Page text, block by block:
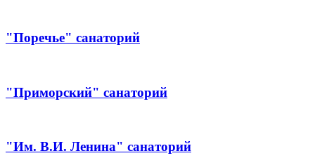
"Поречье" санаторий
"Приморский" санаторий
"Им. В.И. Ленина" санаторий